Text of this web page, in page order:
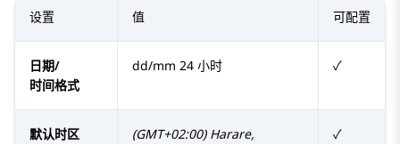
设置 值 可配置
日期/
时间格式
dd/mm 24 小时 ✓
默认时区
(GMT+02:00) Harare,
✓